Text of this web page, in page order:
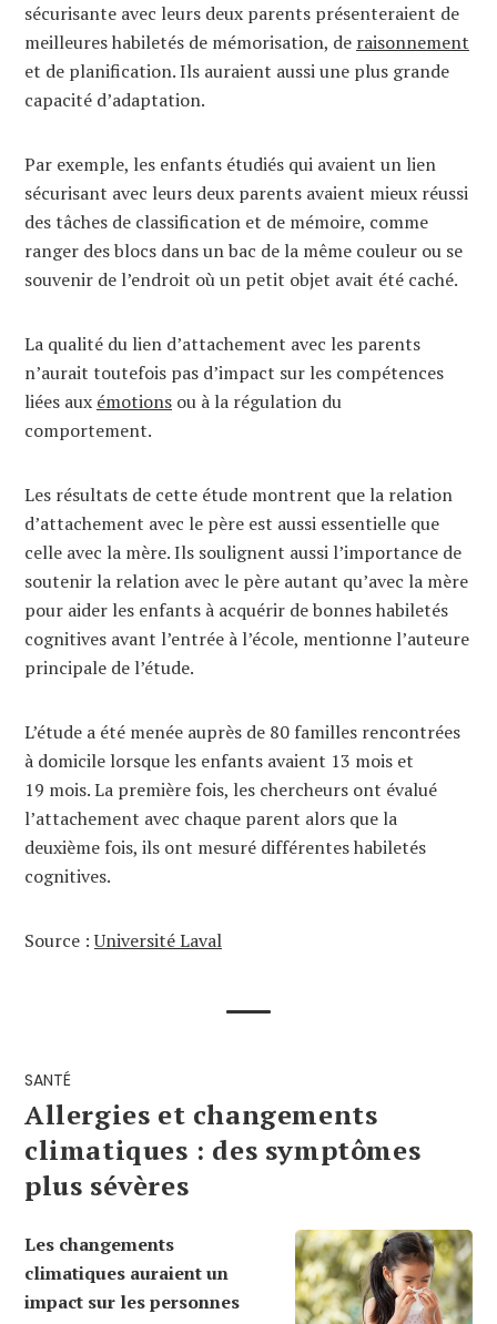
sécurisante avec leurs deux parents présenteraient de
meilleures habiletés de mémorisation, de raisonnement
et de planification. Ils auraient aussi une plus grande
capacité d’adaptation.
Par exemple, les enfants étudiés qui avaient un lien
sécurisant avec leurs deux parents avaient mieux réussi
des tâches de classification et de mémoire, comme
ranger des blocs dans un bac de la même couleur ou se
souvenir de l’endroit où un petit objet avait été caché.
La qualité du lien d’attachement avec les parents
n’aurait toutefois pas d’impact sur les compétences
liées aux émotions ou à la régulation du
comportement.
Les résultats de cette étude montrent que la relation
d’attachement avec le père est aussi essentielle que
celle avec la mère. Ils soulignent aussi l’importance de
soutenir la relation avec le père autant qu’avec la mère
pour aider les enfants à acquérir de bonnes habiletés
cognitives avant l’entrée à l’école, mentionne l’auteure
principale de l’étude.
L’étude a été menée auprès de 80 familles rencontrées
à domicile lorsque les enfants avaient 13 mois et
19 mois. La première fois, les chercheurs ont évalué
l’attachement avec chaque parent alors que la
deuxième fois, ils ont mesuré différentes habiletés
cognitives.
Source :Université Laval
SANTÉ
Allergies et changements
climatiques : des symptômes
plus sévères
Les changements
climatiques auraient un
impact sur les personnes